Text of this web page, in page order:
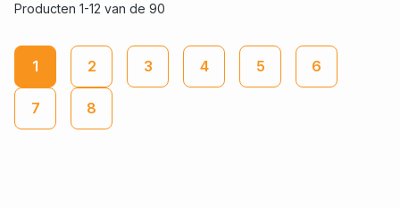
Producten 1-12 van de 90
1 2 3 4 5 6
7 8